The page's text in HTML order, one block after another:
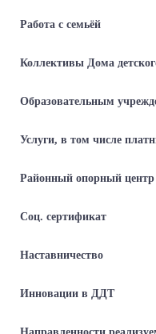
Работа с семьёй
Коллективы Дома
Образовательным
Услуги, в том числе
Районный опорный центр
Соц. сертификат
Наставничество
Инновации в ДДТ